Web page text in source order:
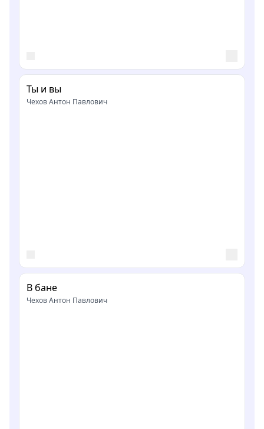
Ты и вы
Чехов Антон Павлович
В бане
Чехов Антон Павлович